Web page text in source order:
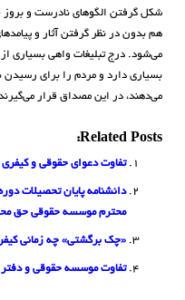
شکل گرفتن الگوهای نادرست و
هم بدون در نظر گرفتن آثار و
می‌شود. درج تبلیغات واهی بسیاری از
بسیاری دارد و مردم را برای
می‌دهند، در این مصداق قرار
Related Posts:
تفاوت دعوای حقوقی و
دانشنامه پایان تحصیلات
محترم موسسه حقوقی حق
«چک برگشتی» چه زمانی
تفاوت موسسه حقوقی و دفتر